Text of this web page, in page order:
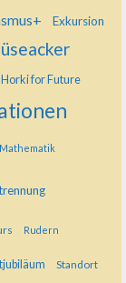
Exkursion
Horki for Future
Mathematik
Rudern
Standort